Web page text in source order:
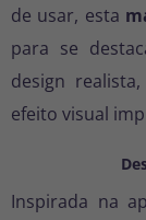
de usar, esta
para se
design
efeito visual
Inspirada na